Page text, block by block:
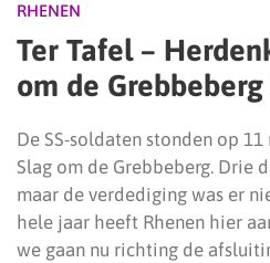
RHENEN
Ter Tafel –
om de
De SS-soldaten stonden op
Slag om de Grebbeberg. Drie
maar de verdediging was er
hele jaar heeft Rhenen hier
we gaan nu richting de